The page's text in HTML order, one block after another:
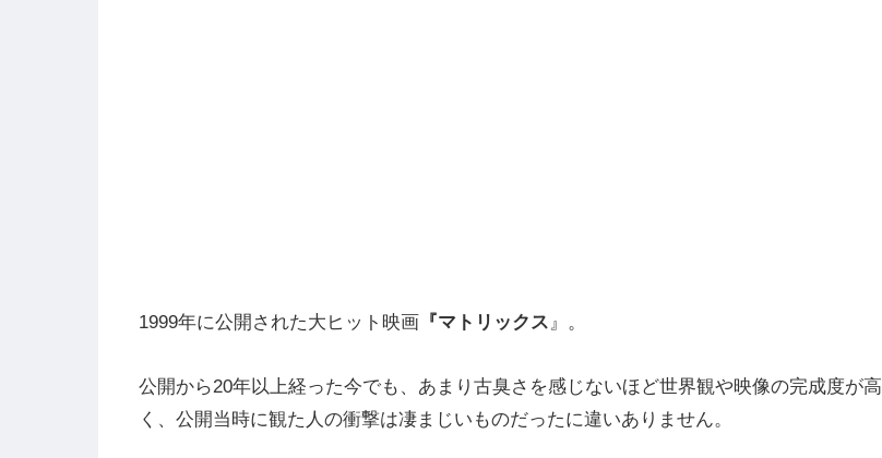
1999年に公開された大ヒット映画『マトリックス』。
公開から20年以上経った今でも、あまり古臭さを感じないほど世界観や映像の完成度が高
く、公開当時に観た人の衝撃は凄まじいものだったに違いありません。